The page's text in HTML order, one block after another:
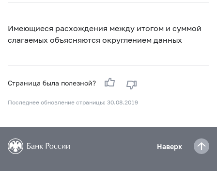
Имеющиеся расхождения между итогом и суммой
слагаемых объясняются округлением данных
Страница была полезной?
Последнее обновление страницы: 30.08.2019
Наверх